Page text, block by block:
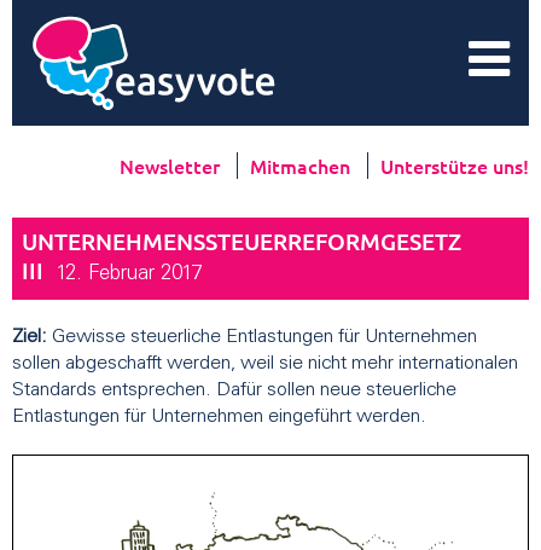
Newsletter Mitmachen Unterstütze uns!
UNTERNEHMENSSTEUERREFORMGESETZ
III
12. Februar 2017
Ziel: Gewisse steuerliche Entlastungen für Unternehmen
sollen abgeschafft werden, weil sie nicht mehr internationalen
Standards entsprechen. Dafür sollen neue steuerliche
Entlastungen für Unternehmen eingeführt werden.